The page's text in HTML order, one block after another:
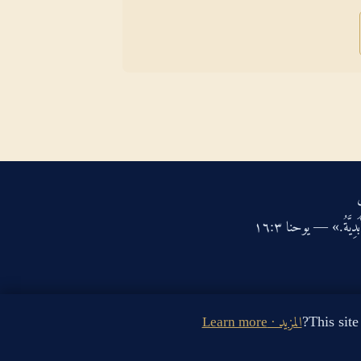
— يوحنا ‏٣‏:‏١٦‏
المزيد · Learn more